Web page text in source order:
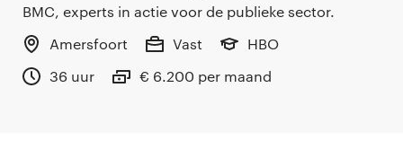
BMC, experts in actie voor de publieke sector.
Amersfoort
Vast
HBO
36 uur
€ 6.200 per maand